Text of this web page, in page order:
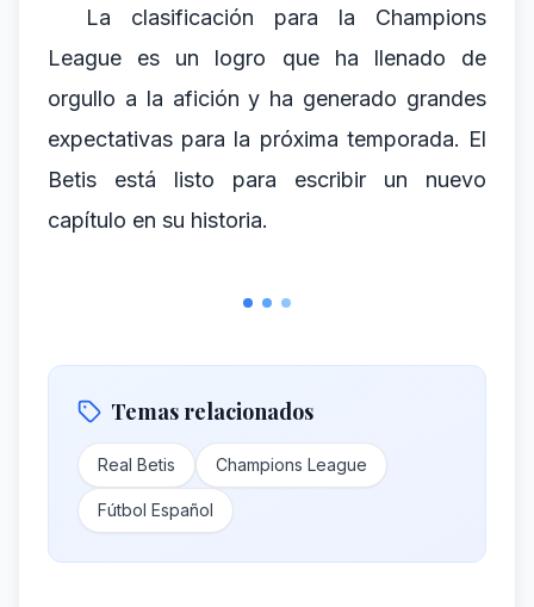
La clasificación para la Champions
League es un logro que ha llenado de
orgullo a la afición y ha generado grandes
expectativas para la próxima temporada. El
Betis está listo para escribir un nuevo
capítulo en su historia.
Temas relacionados
Real Betis Champions League
Fútbol Español